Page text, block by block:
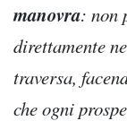
manovra: non
direttamente
traversa,
che ogni